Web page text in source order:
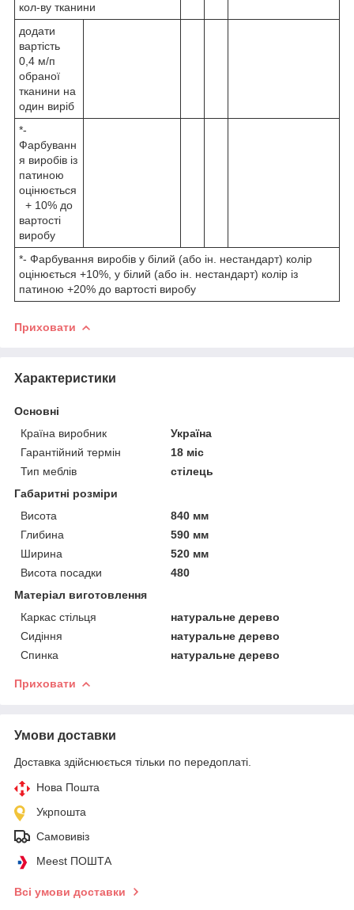
кол-ву тканини
додати
вартість
0,4 м/п
обраної
тканини на
один виріб
*-
Фарбуванн
я виробів із
патиною
оцінюється
+ 10% до
вартості
виробу
*- Фарбування виробів у білий (або ін. нестандарт) колір
оцінюється +10%, у білий (або ін. нестандарт) колір із
патиною +20% до вартості виробу
Приховати
Характеристики
Основні
Країна виробник
Україна
Гарантійний термін
18 міс
Тип меблів
стілець
Габаритні розміри
Висота
840 мм
Глибина
590 мм
Ширина
520 мм
Висота посадки
480
Матеріал виготовлення
Каркас стільця
натуральне дерево
Сидіння
натуральне дерево
Спинка
натуральне дерево
Приховати
Умови доставки
Доставка здійснюється тільки по передоплаті.
Нова Пошта
Укрпошта
Самовивіз
Meest ПОШТА
Всі умови доставки